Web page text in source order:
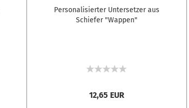
Personalisierter Untersetzer aus
Schiefer "Wappen"
12,65 EUR